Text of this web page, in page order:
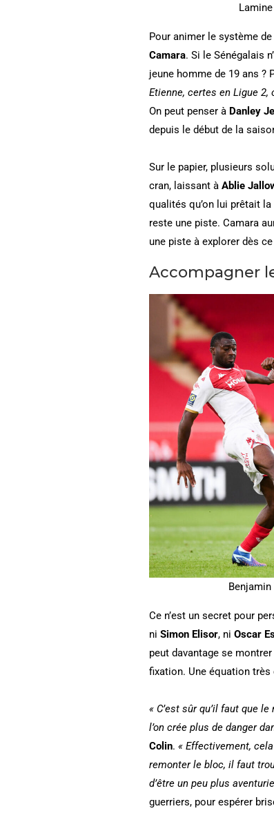
Pour animer le système
Camara. Si le Sénégalais
jeune homme de 19 ans ?
Etienne, certes en Ligue
On peut penser à Danley
depuis le début de la
Sur le papier, plusieurs
cran, laissant à Ablie
qualités qu’on lui prêtait
reste une piste. Camara
une piste à explorer dès
Accompagner
Ce n’est un secret pour
ni Simon Elisor, ni Oscar
peut davantage se
fixation. Une équation très
« C’est sûr qu’il faut que
l’on crée plus de danger
Colin. « Effectivement,
remonter le bloc, il faut
d’être un peu plus
guerriers, pour espérer